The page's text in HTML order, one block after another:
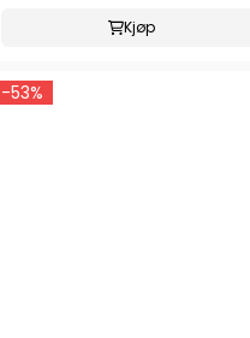
Kjøp
-53%